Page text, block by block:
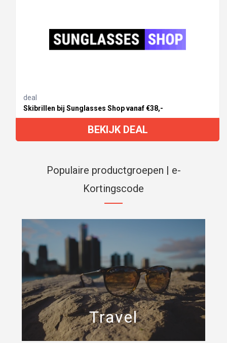
deal
Skibrillen bij Sunglasses Shop vanaf €38,-
BEKIJK DEAL
Populaire productgroepen | e-
Kortingscode
Travel